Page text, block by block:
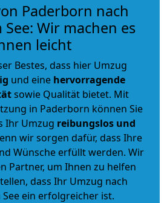
Paderborn nach
Wir machen es
leicht
Bestes, dass hier Umzug
und eine hervorragende
sowie Qualität bietet. Mit
in Paderborn können Sie
Ihr Umzug reibungslos und
wir sorgen dafür, dass Ihre
Wünsche erfüllt werden. Wir
Partner, um Ihnen zu helfen
dass Ihr Umzug nach
ein erfolgreicher ist.